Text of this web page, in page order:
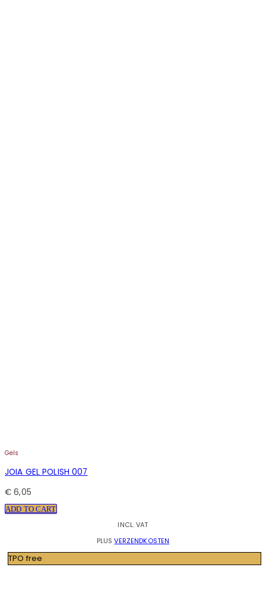
Gels
JOIA GEL POLISH 007
€ 6,05
ADD TO CART
INCL. VAT
PLUSVERZENDKOSTEN
TPO free